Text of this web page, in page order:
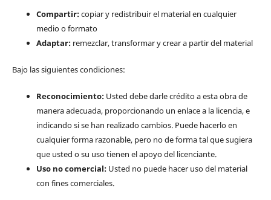
Compartir:copiar y redistribuir el material en cualquier
medio o formato
Adaptar:remezclar, transformar y crear a partir del material
Bajo las siguientes condiciones:
Reconocimiento:Usted debe darle crédito a esta obra de
manera adecuada, proporcionando un enlace a la licencia, e
indicando si se han realizado cambios. Puede hacerlo en
cualquier forma razonable, pero no de forma tal que sugiera
que usted o su uso tienen el apoyo del licenciante.
Uso no comercial:Usted no puede hacer uso del material
con fines comerciales.